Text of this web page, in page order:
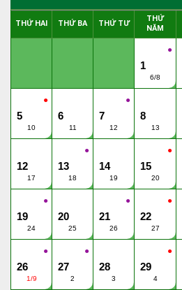
THỨ HAI THỨ BA THỨ TƯ
THỨ
NĂM
●
1
6/8
●
5
10
6
11
●
7
12
8
13
12
17
●
13
18
14
19
●
15
20
●
19
24
20
25
●
21
26
●
22
27
●
26
1/9
●
27
2
28
3
●
29
4